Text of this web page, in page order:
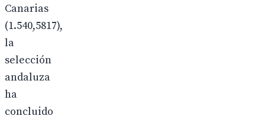
Canarias
(1.540,5817),
la
selección
andaluza
ha
concluido